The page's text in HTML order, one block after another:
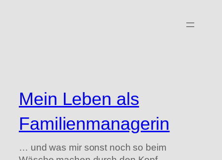
Mein Leben als
Familienmanagerin
… und was mir sonst noch so beim